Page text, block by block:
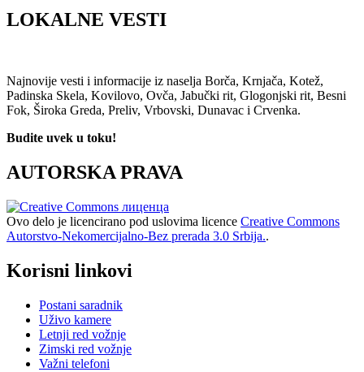
LOKALNE VESTI
Najnovije vesti i informacije iz naselja Borča, Krnjača, Kotež,
Padinska Skela, Kovilovo, Ovča, Jabučki rit, Glogonjski rit, Besni
Fok, Široka Greda, Preliv, Vrbovski, Dunavac i Crvenka.
Budite uvek u toku!
AUTORSKA PRAVA
Ovo delo je licencirano pod uslovima licence Creative Commons
Autorstvo-Nekomercijalno-Bez prerada 3.0 Srbija..
Korisni linkovi
Postani saradnik
Uživo kamere
Letnji red vožnje
Zimski red vožnje
Važni telefoni